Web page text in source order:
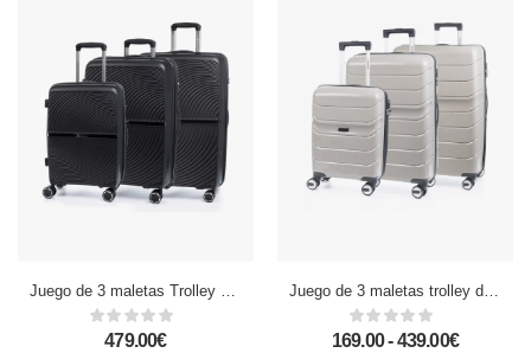
Juego de 3 maletas Trolley extensibles, en material ligero PP resistente a la rotura. Cerradura TSA numérica, 4 ruedas dobles giratorias 360°.
479.00€
Juego de 3 maletas trolley de PP resistente a la rotura. Cerradura numérica, 4 ruedas dobles giratorias 360°.
169.00 - 439.00€